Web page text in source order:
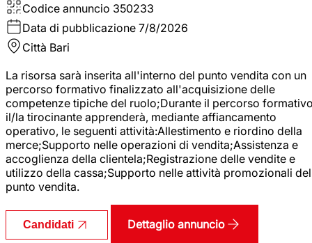
Codice annuncio 350233
Data di pubblicazione 7/8/2026
Città Bari
La risorsa sarà inserita all'interno del punto vendita con un
percorso formativo finalizzato all'acquisizione delle
competenze tipiche del ruolo;Durante il percorso
il/la tirocinante apprenderà, mediante affiancamento
operativo, le seguenti attività:Allestimento e riordino della
merce;Supporto nelle operazioni di vendita;Assistenza e
accoglienza della clientela;Registrazione delle vendite e
utilizzo della cassa;Supporto nelle attività promozionali del
punto vendita.
Candidati Dettaglio annuncio